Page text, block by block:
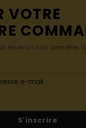
VOTRE
recevoir nos dernières
S'inscrire